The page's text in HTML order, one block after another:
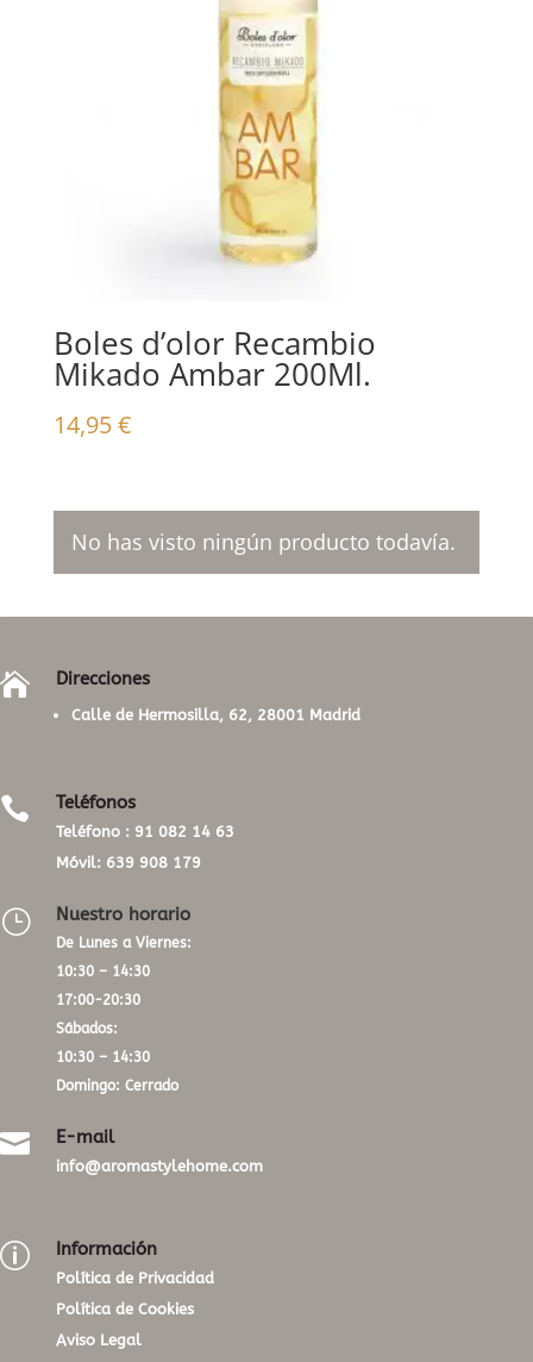
Boles d’olor Recambio
Mikado Ambar 200Ml.
14,95€
No has visto ningún producto todavía.
 Direcciones
Calle de Hermosilla, 62, 28001 Madrid
 Teléfonos
Teléfono : 91 082 14 63
Móvil: 639 908 179
} Nuestro horario
De Lunes a Viernes:
10:30 – 14:30
17:00-20:30
Sábados:
10:30 – 14:30
Domingo: Cerrado
 E-mail
info@aromastylehome.com
p Información
Política de Privacidad
Política de Cookies
Aviso Legal